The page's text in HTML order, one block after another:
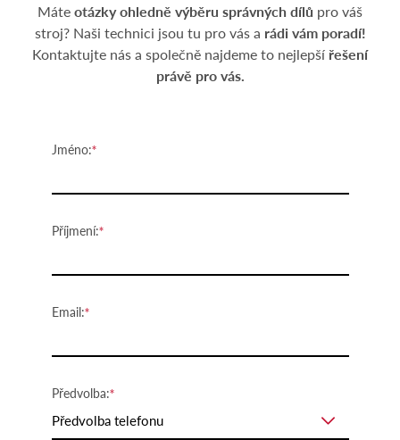
Máteotázky ohledně výběru správných dílů pro váš
stroj? Naši technici jsou tu pro vás a rádi vám poradí!
Kontaktujte nás a společně najdeme to nejlepší řešení
právě pro vás.
Jméno:
Příjmení:
Email:
Předvolba:
Předvolba telefonu